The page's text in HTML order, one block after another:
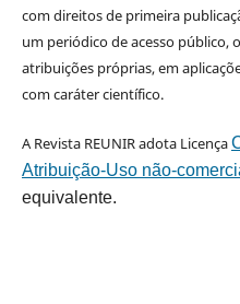
com direitos de primeira
um periódico de acesso público,
atribuições próprias, em
com caráter científico.
A Revista REUNIR adota Licença
Atribuição-Uso não-
equivalente.